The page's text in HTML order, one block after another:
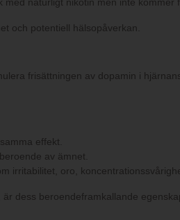
och potentiell hälsopåverkan.
frisättningen av dopamin i
effekt.
av ämnet.
irritabilitet, oro,
dess beroendeframkallande